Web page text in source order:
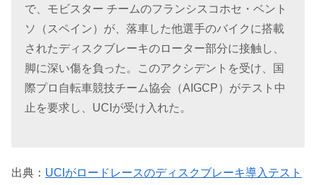
で、モビスター チームのフランシスコホセ・ベント
ソ（スペイン）が、落車した他選手のバイクに搭載
されたディスクブレーキのローター部分に接触し、
脚に深い傷を負った。このアクシデントを受け、国
際プロ自転車競技チーム協会（AIGCP）がテスト中
止を要求し、UCIが受け入れた。
出典： UCIがロードレースのディスクブレーキ導入テスト